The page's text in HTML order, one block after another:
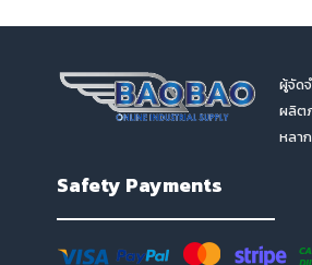
ผู้จัด
ผลิต
หลา
Safety Payments